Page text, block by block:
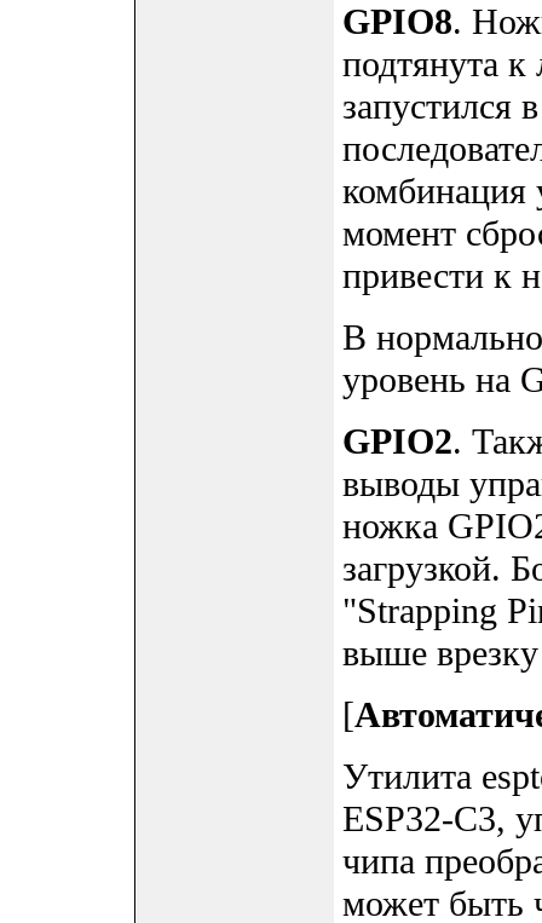
GPIO8.
подтянута к
запустился
комбинация
момент
привести к
В
уровень на
GPIO2.
выводы
ножка
загрузкой.
"Strapping
выше
[
Утилита
ESP32-C3,
чипа
может быть